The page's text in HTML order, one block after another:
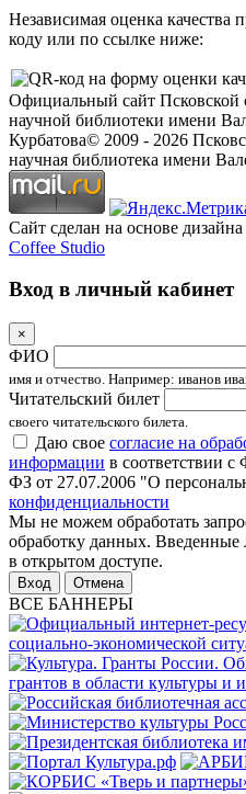
Независимая оценка качества
коду или по ссылке ниже:
Официальный сайт Псковской
научной библиотеки имени
Курбатова© 2009 - 2026
научная библиотека имени
Сайт сделан на основе
Coffee Studio
Вход в личный кабинет
×
ФИО
имя и отчество. Например: иванов
Читательский билет
своего читательского билета.
Даю свое согласие на
информации в соответствии
ФЗ от 27.07.2006 "О
конфиденциальности
Мы не можем обработать
обработку данных.
в открытом доступе.
Отмена
ВСЕ БАННЕРЫ